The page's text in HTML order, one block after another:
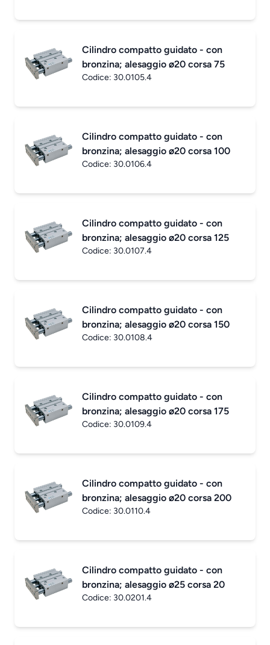
Cilindro compatto guidato - con
bronzina; alesaggio ø20 corsa 75
Codice: 30.0105.4
Cilindro compatto guidato - con
bronzina; alesaggio ø20 corsa 100
Codice: 30.0106.4
Cilindro compatto guidato - con
bronzina; alesaggio ø20 corsa 125
Codice: 30.0107.4
Cilindro compatto guidato - con
bronzina; alesaggio ø20 corsa 150
Codice: 30.0108.4
Cilindro compatto guidato - con
bronzina; alesaggio ø20 corsa 175
Codice: 30.0109.4
Cilindro compatto guidato - con
bronzina; alesaggio ø20 corsa 200
Codice: 30.0110.4
Cilindro compatto guidato - con
bronzina; alesaggio ø25 corsa 20
Codice: 30.0201.4